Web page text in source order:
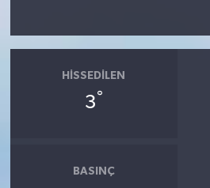
HISSEDILEN
3°
BASINÇ